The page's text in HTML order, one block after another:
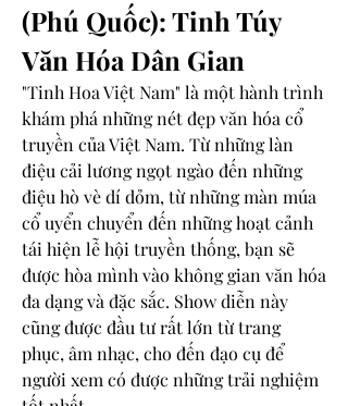
(Phú Quốc): Tinh Túy
Văn Hóa Dân Gian
"Tinh Hoa Việt Nam" là một hành trình
khám phá những nét đẹp văn hóa cổ
truyền của Việt Nam. Từ những làn
điệu cải lương ngọt ngào đến những
điệu hò vè dí dỏm, từ những màn múa
cổ uyển chuyển đến những hoạt cảnh
tái hiện lễ hội truyền thống, bạn sẽ
được hòa mình vào không gian văn hóa
đa dạng và đặc sắc. Show diễn này
cũng được đầu tư rất lớn từ trang
phục, âm nhạc, cho đến đạo cụ để
người xem có được những trải nghiệm